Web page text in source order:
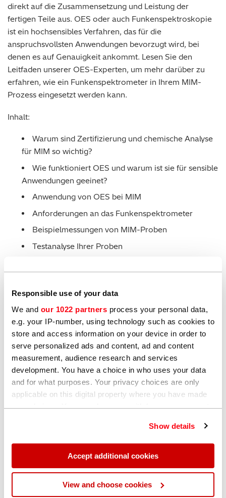
Responsible use of your data
We and our 1022 partners process your personal data,
e.g. your IP-number, using technology such as cookies to
store and access information on your device in order to
serve personalized ads and content, ad and content
measurement, audience research and services
development. You have a choice in who uses your data
and for what purposes. Your privacy choices are only
applicable on this digital property where you have made
your choices. You can change or withdraw your consent
If you allow, we would also like to:
Collect information about your geographical
location which can be accurate to within several
Show details
Accept additional cookies
View and choose cookies
direkt auf die Zusammensetzung und Leistung der
fertigen Teile aus. OES oder auch Funkenspektroskopie
ist ein hochsensibles Verfahren, das für die
anspruchsvollsten Anwendungen bevorzugt wird, bei
denen es auf Genauigkeit ankommt. Lesen Sie den
Leitfaden unserer OES-Experten, um mehr darüber zu
erfahren, wie ein Funkenspektrometer in Ihrem MIM-
Prozess eingesetzt werden kann.
Inhalt:
Warum sind Zertifizierung und chemische Analyse
für MIM so wichtig?
Wie funktioniert OES und warum ist sie für sensible
Anwendungen geeinet?
Anwendung von OES bei MIM
Anforderungen an das Funkenspektrometer
Beispielmessungen von MIM-Proben
Testanalyse Ihrer Proben
um den Leitfaden
herunterzuladen
Mit Absenden dieses Formulars erkläre ich mich
damit einverstanden, dass Hitachi High-Tech